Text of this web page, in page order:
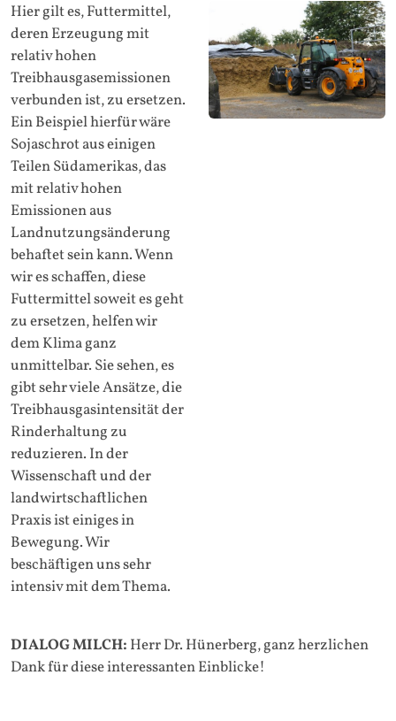
Hier gilt es, Futtermittel,
deren Erzeugung mit
relativ hohen
Treibhausgasemissionen
verbunden ist, zu ersetzen.
Ein Beispiel hierfür wäre
Sojaschrot aus einigen
Teilen Südamerikas, das
mit relativ hohen
Emissionen aus
Landnutzungsänderung
behaftet sein kann. Wenn
wir es schaffen, diese
Futtermittel soweit es geht
zu ersetzen, helfen wir
dem Klima ganz
unmittelbar. Sie sehen, es
gibt sehr viele Ansätze, die
Treibhausgasintensität der
Rinderhaltung zu
reduzieren. In der
Wissenschaft und der
landwirtschaftlichen
Praxis ist einiges in
Bewegung. Wir
beschäftigen uns sehr
intensiv mit dem Thema.
DIALOG MILCH: Herr Dr. Hünerberg, ganz herzlichen
Dank für diese interessanten Einblicke!